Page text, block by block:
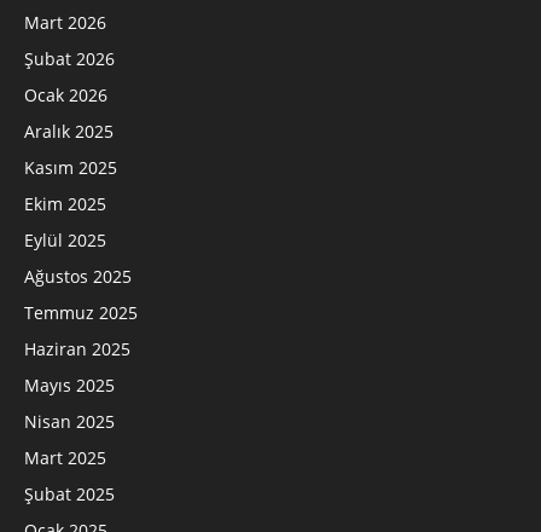
Mart 2026
Şubat 2026
Ocak 2026
Aralık 2025
Kasım 2025
Ekim 2025
Eylül 2025
Ağustos 2025
Temmuz 2025
Haziran 2025
Mayıs 2025
Nisan 2025
Mart 2025
Şubat 2025